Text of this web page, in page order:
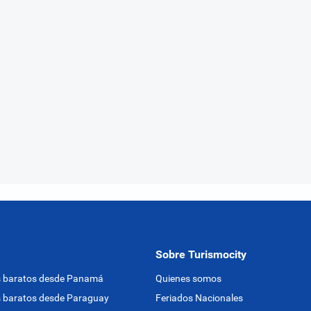
baratos desde Panamá
baratos desde Paraguay
Sobre Turismocity
Quienes somos
Feriados Nacionales